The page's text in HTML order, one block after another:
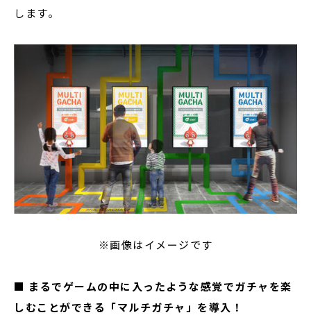
します。
※画像はイメージです
■ まるでゲームの中に入ったような感覚でガチャを楽
しむことができる「マルチガチャ」を導入！